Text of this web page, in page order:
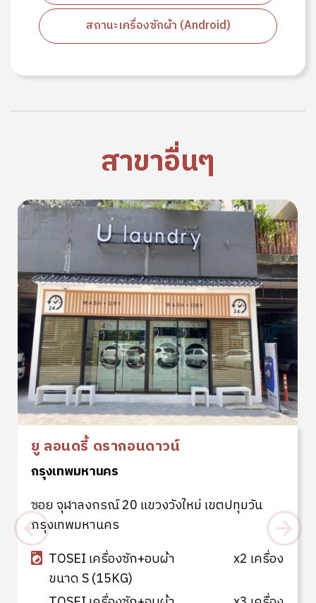
สถานะเครื่องซักผ้า (Android)
สาขาอื่นๆ
ยู ลอนดรี้ ดรากอนดาวน์
กรุงเทพมหานคร
ซอย จุฬาลงกรณ์ 20 แขวงวังใหม่ เขตปทุมวัน
กรุงเทพมหานคร
TOSEI เครื่องซัก+อบผ้า
ขนาด S (15KG)
x2 เครื่อง